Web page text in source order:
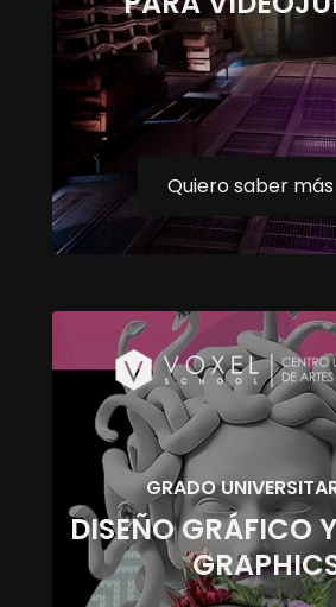
Quiero saber más
GRADO
DISEÑO GRÁFICO